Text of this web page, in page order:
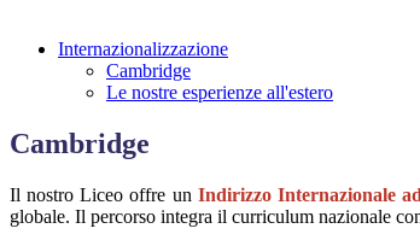
Internazionalizzazione
Cambridge
Le nostre esperienze all'estero
Cambridge
Il nostro Liceo offre un Indirizzo Internazionale
globale. Il percorso integra il curriculum nazionale